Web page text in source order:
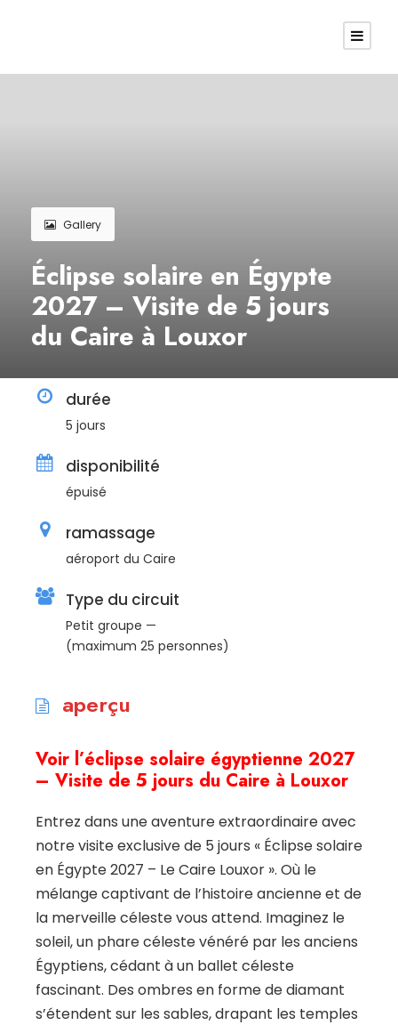
Gallery
Éclipse solaire en Égypte
2027 – Visite de 5 jours
du Caire à Louxor
durée
5 jours
disponibilité
épuisé
ramassage
aéroport du Caire
Type du circuit
Petit groupe —
(maximum 25 personnes)
aperçu
Voir l’éclipse solaire égyptienne 2027
– Visite de 5 jours du Caire à Louxor
Entrez dans une aventure extraordinaire avec
notre visite exclusive de 5 jours « Éclipse solaire
en Égypte 2027 – Le Caire Louxor ». Où le
mélange captivant de l’histoire ancienne et de
la merveille céleste vous attend. Imaginez le
soleil, un phare céleste vénéré par les anciens
Égyptiens, cédant à un ballet céleste
fascinant. Des ombres en forme de diamant
s’étendent sur les sables, drapant les temples